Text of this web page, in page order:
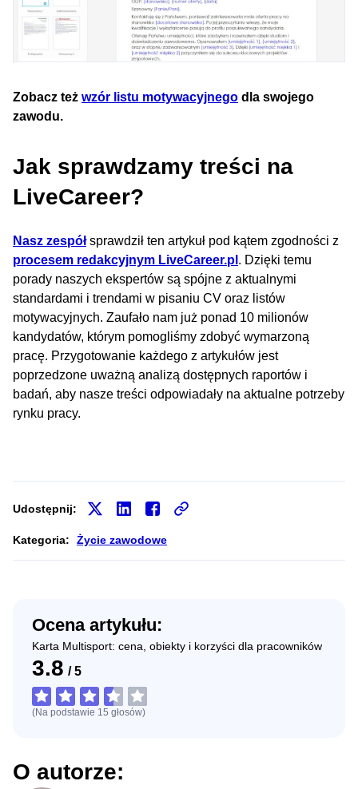
Zobacz też wzór listu motywacyjnego dla swojego
zawodu.
Jak sprawdzamy treści na
LiveCareer?
Nasz zespółsprawdził ten artykuł pod kątem zgodności z
procesem redakcyjnym LiveCareer.pl . Dzięki temu
porady naszych ekspertów są spójne z aktualnymi
standardami i trendami w pisaniu CV oraz listów
motywacyjnych. Zaufało nam już ponad 10 milionów
kandydatów, którym pomogliśmy zdobyć wymarzoną
pracę. Przygotowanie każdego z artykułów jest
poprzedzone uważną analizą dostępnych raportów i
badań, aby nasze treści odpowiadały na aktualne potrzeby
rynku pracy.
Udostępnij:
Kategoria: Życie zawodowe
Ocena artykułu:
Karta Multisport: cena, obiekty i korzyści dla pracowników
3.8 / 5
(Na podstawie 15 głosów)
O autorze: